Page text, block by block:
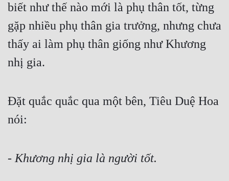
biết như thế nào mới là phụ thân tốt, từng
gặp nhiều phụ thân gia trưởng, nhưng chưa
thấy ai làm phụ thân giống như Khương
nhị gia.
Đặt quắc quắc qua một bên, Tiêu Duệ Hoa
nói:
- Khương nhị gia là người tốt.